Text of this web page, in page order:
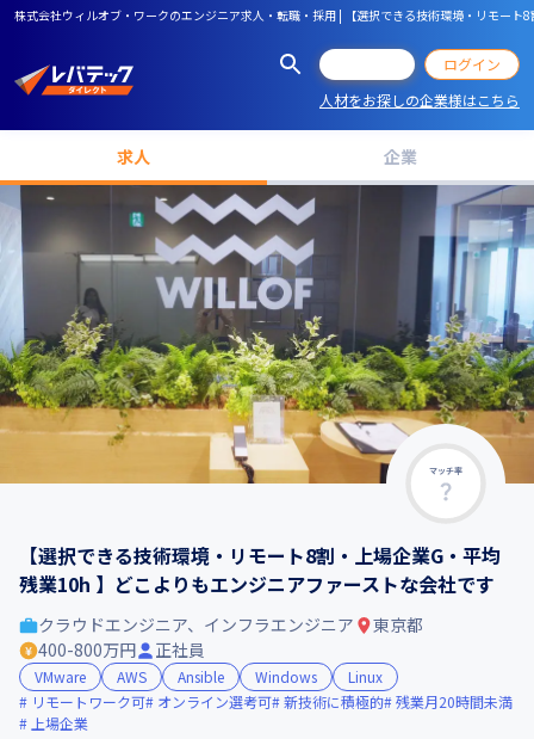
株式会社ウィルオブ・ワークのエンジニア求人・転職・採用 | 【選択できる技術環境・リモー
ログイン
人材をお探しの企業様はこちら
求人 企業
マッチ率
【選択できる技術環境・リモート8割・上場企業G・平均
残業10h 】どこよりもエンジニアファーストな会社です
クラウドエンジニア、インフラエンジニア
東京都
400-800万円
正社員
VMware AWS Ansible Windows
Linux
リモートワーク可
オンライン選考可 新技術に積極的 残業月20時間未満
上場企業